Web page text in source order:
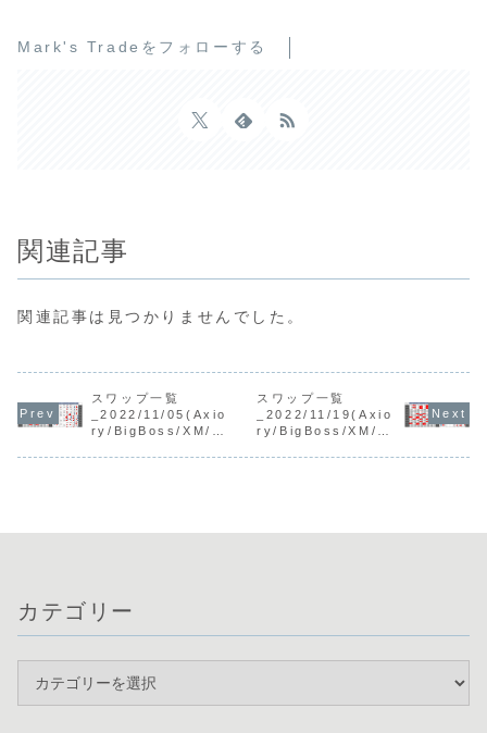
Mark's Tradeをフォローする
関連記事
関連記事は見つかりませんでした。
スワップ一覧
_2022/11/05(Axio
ry/BigBoss/XM/Ti
スワップ一覧
_2022/11/19(Axio
ry/BigBoss/XM/Ti
カテゴリー